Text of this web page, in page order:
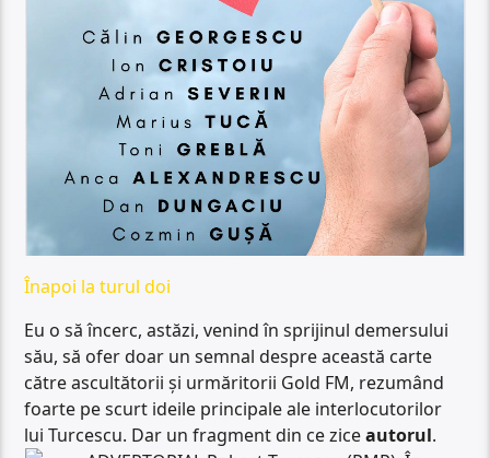
Înapoi la turul doi
Eu o să încerc, astăzi, venind în sprijinul demersului
său, să ofer doar un semnal despre această carte
către ascultătorii și urmăritorii Gold FM, rezumând
foarte pe scurt ideile principale ale interlocutorilor
lui Turcescu. Dar un fragment din ce ziceautorul.